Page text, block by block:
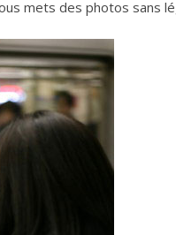
mets des photos